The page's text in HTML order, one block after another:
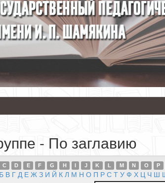
- По заглавию
C D E F G H I J K L M N O P
Б В Г Д Е Ж З И Й К Л М Н О П Р С Т У Ф Х Ц Ч Ш